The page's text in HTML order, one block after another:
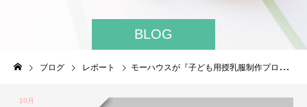
BLOG
ブログ レポート モーハウスが『子ども用授乳服制作プロジェクト』成立！！
10月